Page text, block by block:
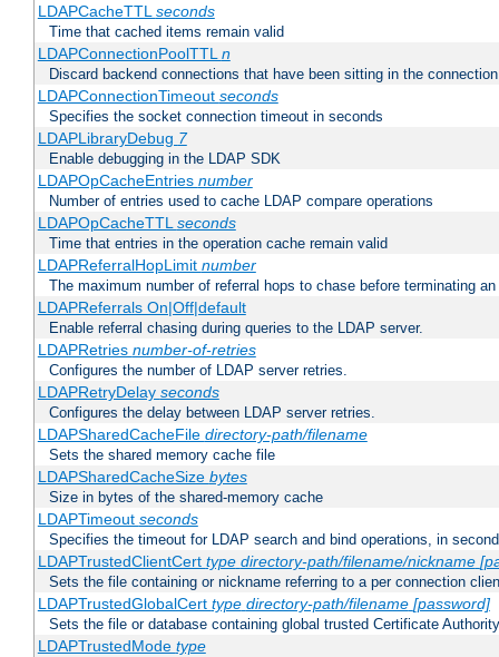
LDAPCacheTTLseconds
Time that cached items remain valid
LDAPConnectionPoolTTLn
Discard backend connections that have been sitting in the
LDAPConnectionTimeout seconds
Specifies the socket connection timeout in seconds
LDAPLibraryDebug 7
Enable debugging in the LDAP SDK
LDAPOpCacheEntries number
Number of entries used to cache LDAP compare operations
LDAPOpCacheTTLseconds
Time that entries in the operation cache remain valid
LDAPReferralHopLimit number
The maximum number of referral hops to chase before terminating
LDAPReferrals On|Off|default
Enable referral chasing during queries to the LDAP server.
LDAPRetries number-of-retries
Configures the number of LDAP server retries.
LDAPRetryDelay seconds
Configures the delay between LDAP server retries.
LDAPSharedCacheFile directory-path/filename
Sets the shared memory cache file
LDAPSharedCacheSize bytes
Size in bytes of the shared-memory cache
LDAPTimeout seconds
Specifies the timeout for LDAP search and bind operations, in
LDAPTrustedClientCert type directory-path/filename/nickname
Sets the file containing or nickname referring to a per connection
LDAPTrustedGlobalCert type directory-path/filename [password]
Sets the file or database containing global trusted Certificate
LDAPTrustedMode type